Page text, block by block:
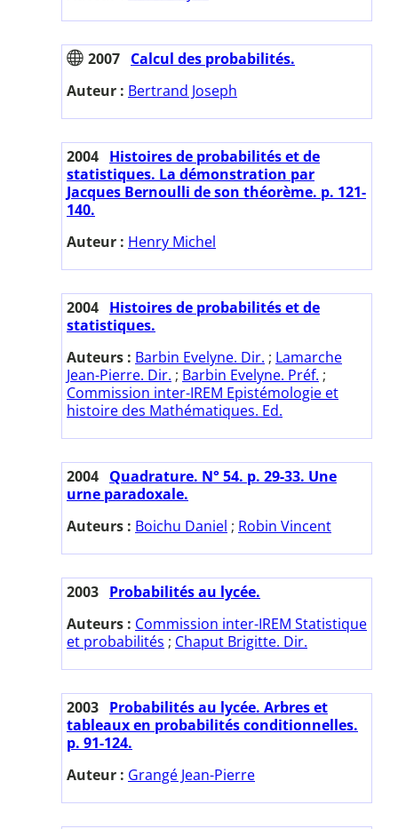
2007 Calcul des probabilités.
Auteur : Bertrand Joseph
2004 Histoires de probabilités et de
statistiques. La démonstration par
Jacques Bernoulli de son théorème. p. 121-
140.
Auteur : Henry Michel
2004 Histoires de probabilités et de
statistiques.
Auteurs : Barbin Evelyne. Dir. ; Lamarche
Jean-Pierre. Dir. ; Barbin Evelyne. Préf. ;
Commission inter-IREM Epistémologie et
histoire des Mathématiques. Ed.
2004 Quadrature. N° 54. p. 29-33. Une
urne paradoxale.
Auteurs : Boichu Daniel ; Robin Vincent
2003 Probabilités au lycée.
Auteurs : Commission inter-IREM Statistique
et probabilités ; Chaput Brigitte. Dir.
2003 Probabilités au lycée. Arbres et
tableaux en probabilités conditionnelles.
p. 91-124.
Auteur : Grangé Jean-Pierre